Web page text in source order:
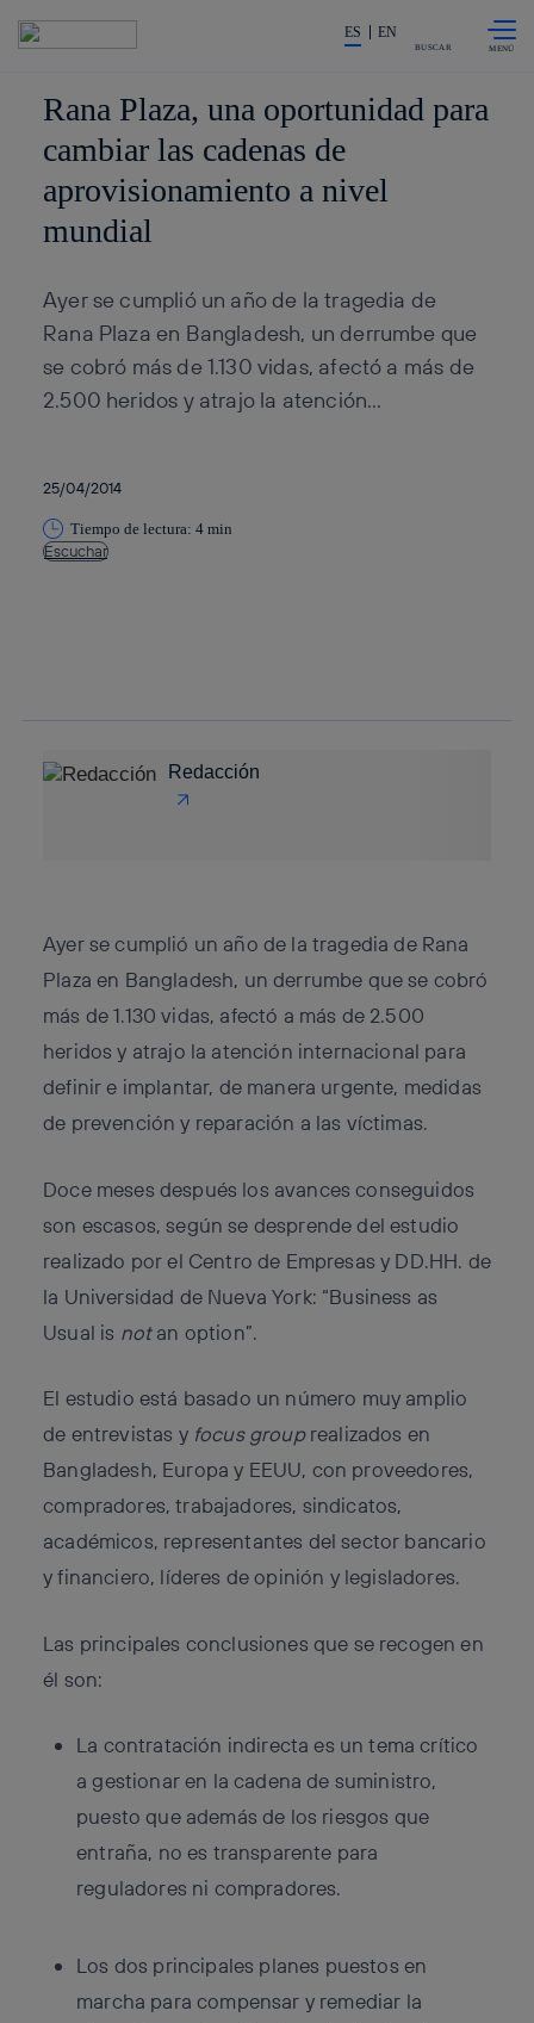
La acción en accionistas e
ES EN
BUSCAR
Rana Plaza, una oportunidad para
cambiar las cadenas de
aprovisionamiento a nivel
mundial
Ayer se cumplió un año de la tragedia de
Rana Plaza en Bangladesh, un derrumbe que
se cobró más de 1.130 vidas, afectó a más de
2.500 heridos y atrajo la atención...
25/04/2014
Tiempo de lectura: 4 min
Escuchar
Redacción
Ayer se cumplió un año de la tragedia de Rana
Plaza en Bangladesh, un derrumbe que se cobró
más de 1.130 vidas, afectó a más de 2.500
heridos y atrajo la atención internacional para
definir e implantar, de manera urgente, medidas
de prevención y reparación a las víctimas.
Doce meses después los avances conseguidos
son escasos, según se desprende delestudio
realizado por el Centro de Empresas y DD.HH. de
la Universidad de Nueva York: “Business as
Usual is notan option”.
El estudio está basado un número muy amplio
de entrevistas y focus grouprealizados en
Bangladesh, Europa y EEUU, con proveedores,
compradores, trabajadores, sindicatos,
académicos, representantes del sector bancario
y financiero, líderes de opinión y legisladores.
Las principales conclusiones que se recogen en
él son:
La contratación indirecta es un tema crítico
a gestionar en la cadena de suministro,
puesto que además de los riesgos que
entraña, no es transparente para
reguladores ni compradores.
Los dos principales planes puestos en
marcha para compensar y remediar la